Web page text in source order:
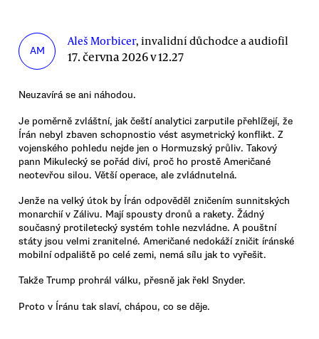
AM
Aleš Morbicer, invalidní důchodce a audiofil
17. června 2026 v 12.27
Neuzavírá se ani náhodou.
Je poměrně zvláštní, jak čeští analytici zarputile přehlížejí, že
Írán nebyl zbaven schopnostio vést asymetrický konflikt. Z
vojenského pohledu nejde jen o Hormuzský průliv. Takový
pann Mikulecký se pořád diví, proč ho prostě Američané
neotevřou silou. Větší operace, ale zvládnutelná.
Jenže na velký útok by Írán odpověděl zničením sunnitských
monarchií v Zálivu. Mají spousty dronů a rakety. Žádný
současný protiletecký systém tohle nezvládne. A pouštní
státy jsou velmi zranitelné. Američané nedokáží zničit íránské
mobilní odpaliště po celé zemi, nemá sílu jak to vyřešit.
Takže Trump prohrál válku, přesně jak řekl Snyder.
Proto v Íránu tak slaví, chápou, co se děje.